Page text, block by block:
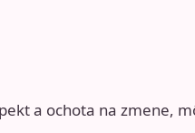
a ochota na zmene,